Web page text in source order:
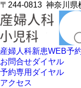
〒244-0813 神奈川県
産婦人科新患WEB予
お問合せダイヤル
予約専用ダイヤル
アクセス